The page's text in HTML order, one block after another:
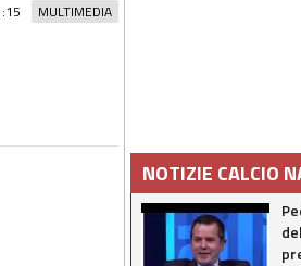
MULTIMEDIA
NOTIZIE CALCIO